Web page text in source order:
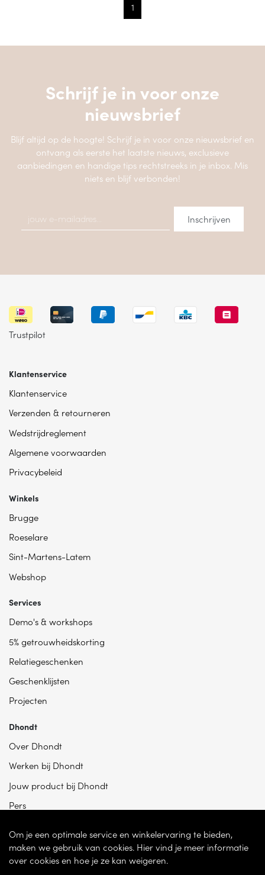
1
Schrijf je in voor onze
nieuwsbrief
Blijf altijd op de hoogte! Schrijf je in voor onze nieuwsbrief en
ontvang als eerste het laatste nieuws, exclusieve
aanbiedingen en handige tips rechtstreeks in je inbox. Mis
niets en blijf verbonden!
Trustpilot
Klantenservice
Klantenservice
Verzenden & retourneren
Wedstrijdreglement
Algemene voorwaarden
Privacybeleid
Winkels
Brugge
Roeselare
Sint-Martens-Latem
Webshop
Services
Demo's & workshops
5% getrouwheidskorting
Relatiegeschenken
Geschenklijsten
Projecten
Dhondt
Over Dhondt
Werken bij Dhondt
Jouw product bij Dhondt
Pers
Om je een optimale service en winkelervaring te bieden,
maken we gebruik van cookies. Hier vind je meer informatie
over cookies en hoe je ze kan weigeren.